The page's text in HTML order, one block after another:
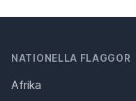
NATIONELLA FLAGGOR
Afrika